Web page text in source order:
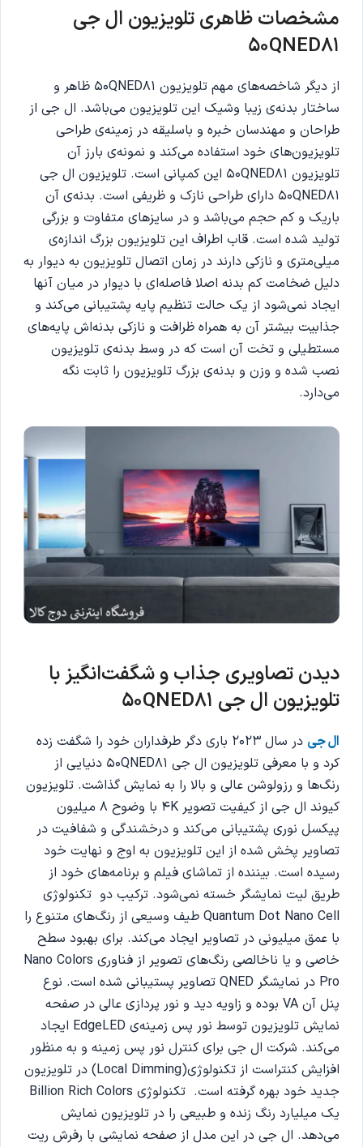
مشخصات ظاهری تلویزیون ال جی
50QNED81
از دیگر شاخصه‌های مهم تلویزیون 50QNED81 ظاهر و
ساختار بدنه‌ی زیبا وشیک این تلویزیون می‌باشد. ال جی از
طراحان و مهندسان خبره و باسلیقه در زمینه‌ی طراحی
تلویزیون‌های خود استفاده می‌کند و نمونه‌ی بارز آن
تلویزیون 50QNED81 این کمپانی است. تلویزیون ال جی
50QNED81 دارای طراحی نازک و ظریفی است. بدنه‌ی آن
باریک و کم حجم می‌باشد و در سایزهای متفاوت و بزرگی
تولید شده است. قاب‌ اطراف این تلویزیون بزرگ اندازه‌ی
میلی‌متری و نازکی دارند در زمان اتصال تلویزیون به دیوار به
دلیل ضخامت کم بدنه اصلا فاصله‌ای با دیوار در میان آنها
ایجاد نمی‌شود از یک حالت تنظیم پایه پشتیبانی می‌کند و
جذابیت بیشتر آن به همراه ظرافت و نازکی بدنه‌اش پایه‌های
مستطیلی و تخت آن است که در وسط بدنه‌ی تلویزیون
نصب شده و وزن و بدنه‌ی بزرگ تلویزیون را ثابت نگه
می‌دارد.
دیدن تصاویری جذاب و شگفت‌انگیز با
تلویزیون ال جی 50QNED81
ال جی
در سال 2023 باری دگر طرفداران خود را شگفت زده
کرد و با معرفی تلویزیون ال جی 50QNED81 دنیایی از
رنگ‌ها و رزولوشن عالی و بالا را به نمایش گذاشت. تلویزیون
کیوند ال جی از کیفیت تصویر 4K با وضوح 8 میلیون
پیکسل نوری پشتیبانی می‌کند و درخشندگی و شفافیت در
تصاویر پخش شده از این تلویزیون به اوج و نهایت خود
رسیده است. بیننده از تماشای فیلم و برنامه‌های خود از
طریق لیت نمایشگر خسته نمی‌شود. ترکیب دو تکنولوژی
Quantum Dot Nano Cell طیف وسیعی از رنگ‌های متنوع را
با عمق میلیونی در تصاویر ایجاد می‌کند. برای بهبود سطح
خاصی و یا ناخالصی رنگ‌های تصویر از فناوری Nano Colors
Pro در نمایشگر QNED تصاویر پستیبانی شده است. نوع
پنل آن VA بوده و زاویه دید و نور پردازی عالی در صفحه
نمایش تلویزیون توسط نور پس زمینه‌ی EdgeLED ایجاد
می‌کند. شرکت ال‌ جی برای کنترل نور پس زمینه و به منظور
افزایش کنتراست از تکنولوژی(Local Dimming) در تلویزیون
جدید خود بهره گرفته است. تکنولوژی Billion Rich Colors
یک میلیارد رنگ زنده و طبیعی را در تلویزیون نمایش
می‌دهد. ال جی در این مدل از صفحه نمایشی با رفرش ریت